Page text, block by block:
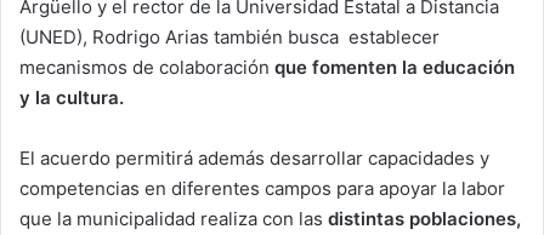
Argüello y el rector de la Universidad Estatal a Distancia
(UNED), Rodrigo Arias también busca establecer
mecanismos de colaboración que fomenten la educación
y la cultura.
El acuerdo permitirá además desarrollar capacidades y
competencias en diferentes campos para apoyar la labor
que la municipalidad realiza con las distintas poblaciones,